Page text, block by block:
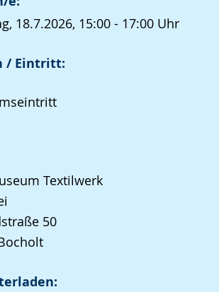
18.7.2026, 15:00 - 17:00 Uhr
/ Eintritt:
Textilwerk
50